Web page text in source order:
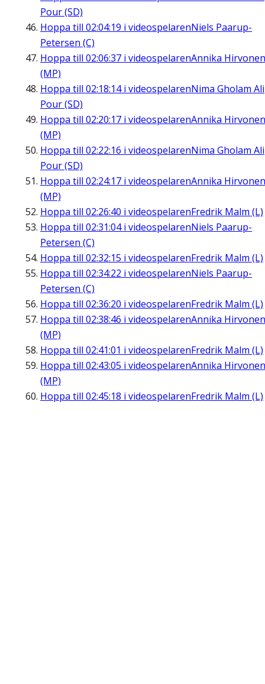
Pour (SD)
Hoppa till 02:04:19 i videospelarenNiels Paarup-
Petersen (C)
Hoppa till 02:06:37 i videospelarenAnnika Hirvonen
(MP)
Hoppa till 02:18:14i videospelarenNima Gholam Ali
Pour (SD)
Hoppa till 02:20:17 i videospelarenAnnika Hirvonen
(MP)
Hoppa till 02:22:16 i videospelarenNima Gholam Ali
Pour (SD)
Hoppa till 02:24:17 i videospelarenAnnika Hirvonen
(MP)
Hoppa till 02:26:40 i videospelarenFredrik Malm (L)
Hoppa till 02:31:04i videospelarenNiels Paarup-
Petersen (C)
Hoppa till 02:32:15 i videospelarenFredrik Malm (L)
Hoppa till 02:34:22 i videospelarenNiels Paarup-
Petersen (C)
Hoppa till 02:36:20 i videospelarenFredrik Malm (L)
Hoppa till 02:38:46 i videospelarenAnnika Hirvonen
(MP)
Hoppa till 02:41:01 i videospelarenFredrik Malm (L)
Hoppa till 02:43:05 i videospelarenAnnika Hirvonen
(MP)
Hoppa till 02:45:18 i videospelarenFredrik Malm (L)